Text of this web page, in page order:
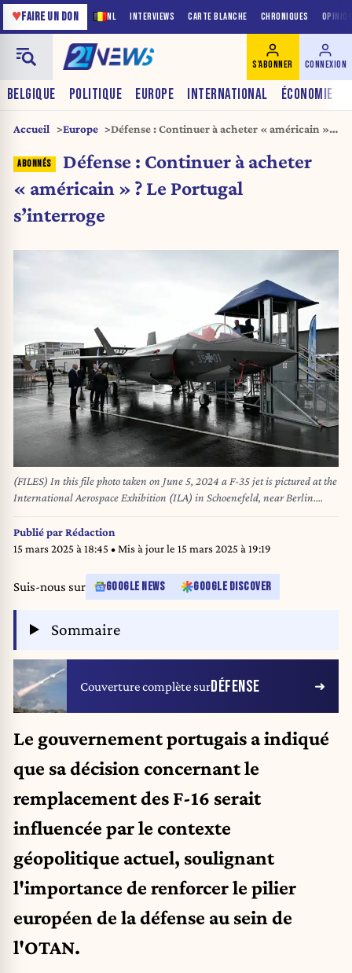
NL INTERVIEWS CARTE BLANCHE CHRONIQUES
♥FAIRE UN DON
BELGIQUE POLITIQUE EUROPE INTERNATIONAL ÉCONOMIE
S'ABONNER CONNEXION
Accueil Europe
Défense : Continuer à acheter « américain » ?
Défense : Continuer à acheter
« américain » ? Le Portugal
s’interroge
(FILES) In this file photo taken on June 5, 2024 a F-35 jet is pictured at the
International Aerospace Exhibition (ILA) in Schoenefeld, near Berlin.
Germany's likely next chancellor Friedrich Merz hopes to splurge billions of
extra euros on rearmament by largely exempting defence from
constitutional debt limits. (Photo by RALF HIRSCHBERGER / AFP)
Publié parRédaction
15 mars 2025 à 18:45 • Mis à jour le 15 mars 2025 à 19:19
Suis-nous sur GOOGLE NEWS GOOGLE DISCOVER
Sommaire
Couverture complète surDÉFENSE
Le gouvernement portugais a indiqué
que sa décision concernant le
remplacement des F-16 serait
influencée par le contexte
géopolitique actuel, soulignant
l'importance de renforcer le pilier
européen de la défense au sein de
l'OTAN.